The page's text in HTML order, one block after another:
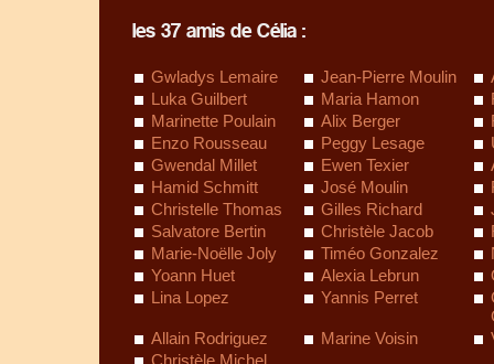
les 37 amis de Célia :
Gwladys Lemaire Jean-Pierre Moulin
Luka Guilbert
Maria Hamon
Marinette Poulain
Alix Berger
Enzo Rousseau
Peggy Lesage
Gwendal Millet
Ewen Texier
Hamid Schmitt
José Moulin
Christelle Thomas
Gilles Richard
Salvatore Bertin
Christèle Jacob
Marie-Noëlle Joly
Timéo Gonzalez
Yoann Huet
Alexia Lebrun
Lina Lopez
Yannis Perret
Allain Rodriguez
Marine Voisin